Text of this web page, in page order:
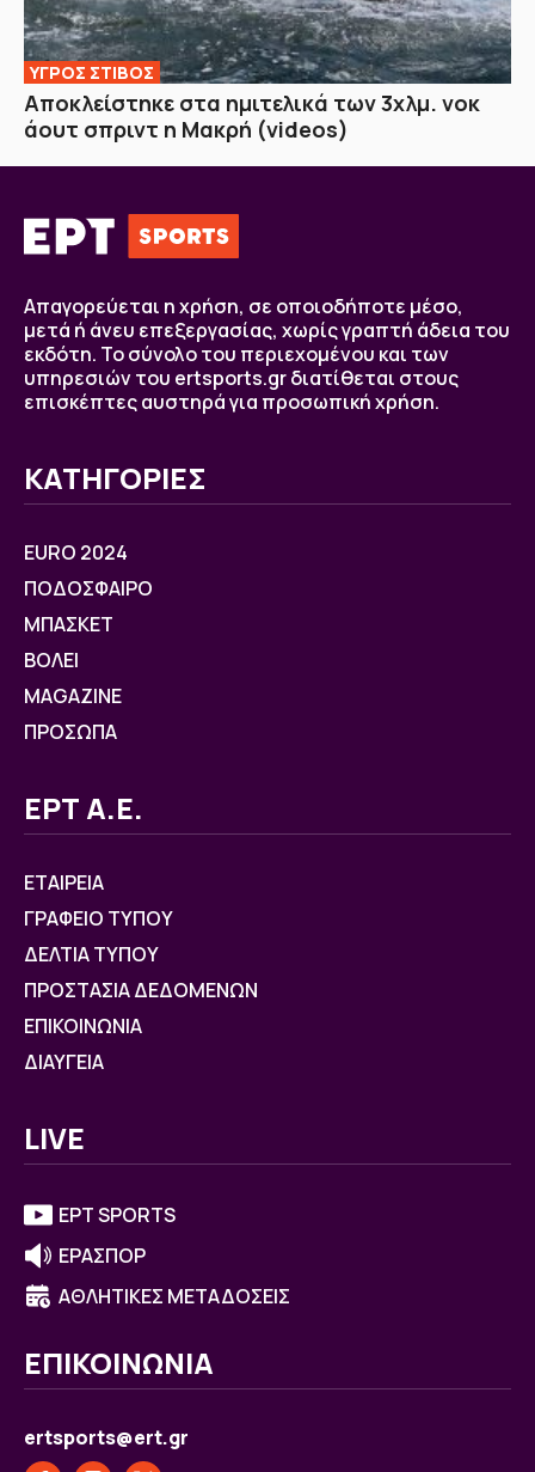
ΥΓΡΟΣ ΣΤΙΒΟΣ
Αποκλείστηκε στα ημιτελικά των 3χλμ. νοκ
άουτ σπριντ η Μακρή (videos)
Απαγορεύεται η χρήση, σε οποιοδήποτε μέσο,
μετά ή άνευ επεξεργασίας, χωρίς γραπτή άδεια του
εκδότη. Το σύνολο του περιεχομένου και των
υπηρεσιών του ertsports.gr διατίθεται στους
επισκέπτες αυστηρά για προσωπική χρήση.
ΚΑΤΗΓΟΡΙΕΣ
EURO 2024
ΠΟΔΟΣΦΑΙΡΟ
ΜΠΑΣΚΕΤ
ΒOΛΕΙ
MAGAZINE
ΠΡΟΣΩΠΑ
ΕΡΤ Α.Ε.
ΕΤΑΙΡΕΙΑ
ΓΡΑΦΕΙΟ ΤΥΠΟΥ
ΔΕΛΤΙΑ ΤΥΠΟΥ
ΠΡΟΣΤΑΣΙΑ ΔΕΔΟΜΕΝΩΝ
ΕΠΙΚΟΙΝΩΝΙΑ
ΔΙΑΥΓΕΙΑ
LIVE
ΕΡΤ SPORTS
ΕΡΑΣΠΟΡ
ΑΘΛΗΤΙΚΕΣ ΜΕΤΑΔΟΣΕΙΣ
ΕΠΙΚΟΙΝΩΝΙΑ
ertsports@ert.gr